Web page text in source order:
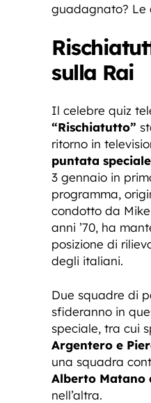
guadagnato? Le
sulla Rai
Il celebre quiz
“Rischiatutto”
ritorno in
puntata
3 gennaio in
programma,
condotto da
anni ’70, ha
posizione di
degli italiani.
Due squadre di
sfideranno in
speciale, tra cui
Argentero e
una squadra
Alberto Matano
nell’altra.